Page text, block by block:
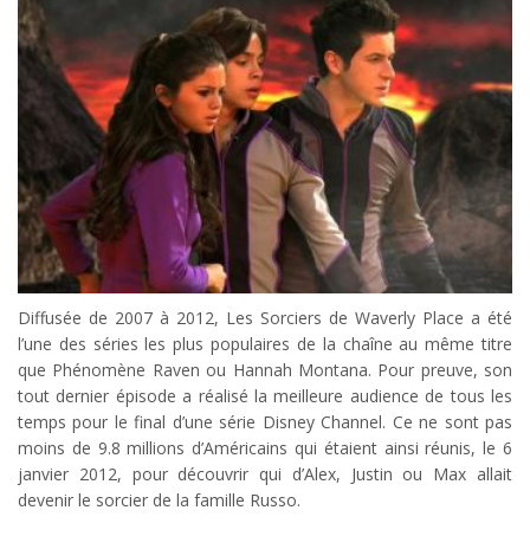
Diffusée de 2007 à 2012, Les Sorciers de Waverly Place a été
l’une des séries les plus populaires de la chaîne au même titre
que Phénomène Raven ou Hannah Montana. Pour preuve, son
tout dernier épisode a réalisé la meilleure audience de tous les
temps pour le final d’une série Disney Channel. Ce ne sont pas
moins de 9.8 millions d’Américains qui étaient ainsi réunis, le 6
janvier 2012, pour découvrir qui d’Alex, Justin ou Max allait
devenir le sorcier de la famille Russo.